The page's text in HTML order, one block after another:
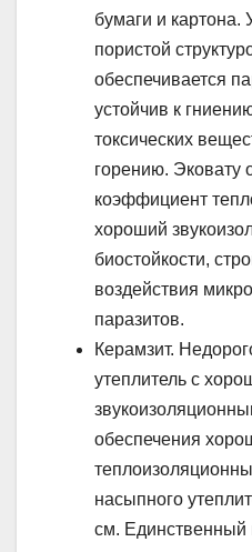
бумаги и картона.
пористой
обеспечивается
устойчив к
токсических
горению. Эковату
коэффициент
хороший
биостойкости,
воздействия
паразитов.
Керамзит.
утеплитель с
обеспечения
насыпного
см. Единственный